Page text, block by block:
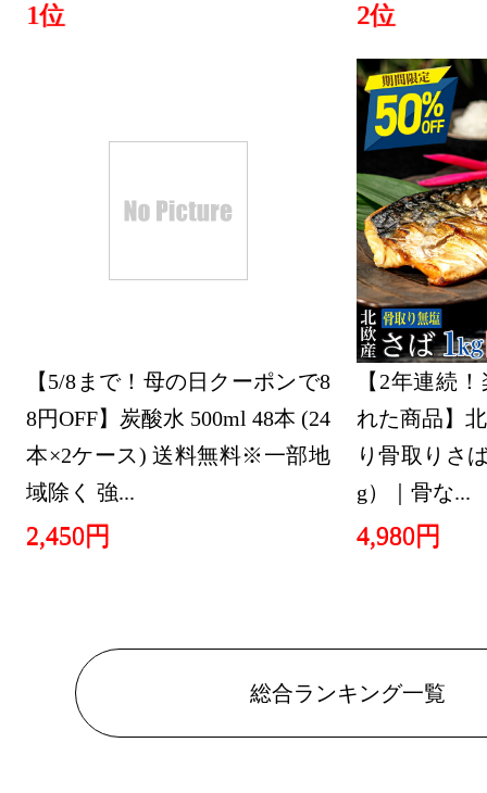
1位
【5/8まで！母の日クーポンで8
8円OFF】炭酸水 500ml 48本 (24
本×2ケース) 送料無料※一部地
域除く 強...
2,450円
2位
【2年連続
れた商品】
り骨取りさ
g）｜骨な...
4,980円
総合ランキング一覧